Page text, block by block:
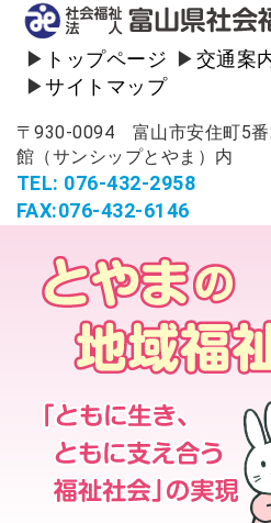
トップページ 交通案
サイトマップ
〒930-0094 富山市安住町5
館（サンシップとやま）内
TEL: 076-432-2958
FAX:076-432-6146